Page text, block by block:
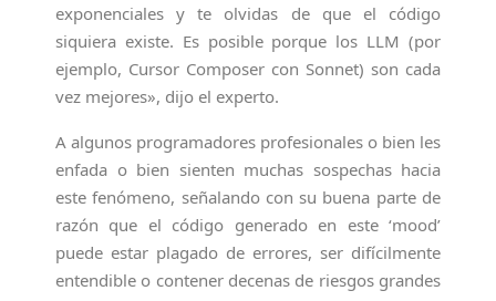
exponenciales y te olvidas de que el código
siquiera existe. Es posible porque los LLM (por
ejemplo, Cursor Composer con Sonnet) son cada
vez mejores», dijo el experto.
A algunos programadores profesionales o bien les
enfada o bien sienten muchas sospechas hacia
este fenómeno, señalando con su buena parte de
razón que el código generado en este ‘mood’
puede estar plagado de errores, ser difícilmente
entendible o contener decenas de riesgos grandes